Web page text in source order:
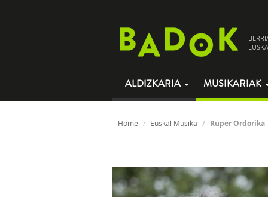
ALDIZKARIA MUSIKARIAK
Home Euskal Musika Ruper Ordorika